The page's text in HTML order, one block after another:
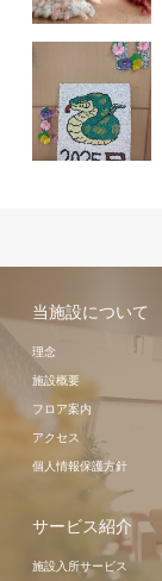
当施設について
理念
施設概要
フロア案内
アクセス
個人情報保護方針
サービス紹介
施設入所サービス